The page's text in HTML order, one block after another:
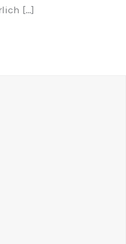
[…]